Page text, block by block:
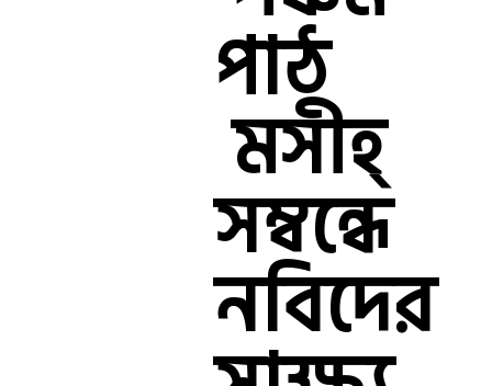
পাঠ
মসীহ্‌
সম্বন্ধে
নবিদের